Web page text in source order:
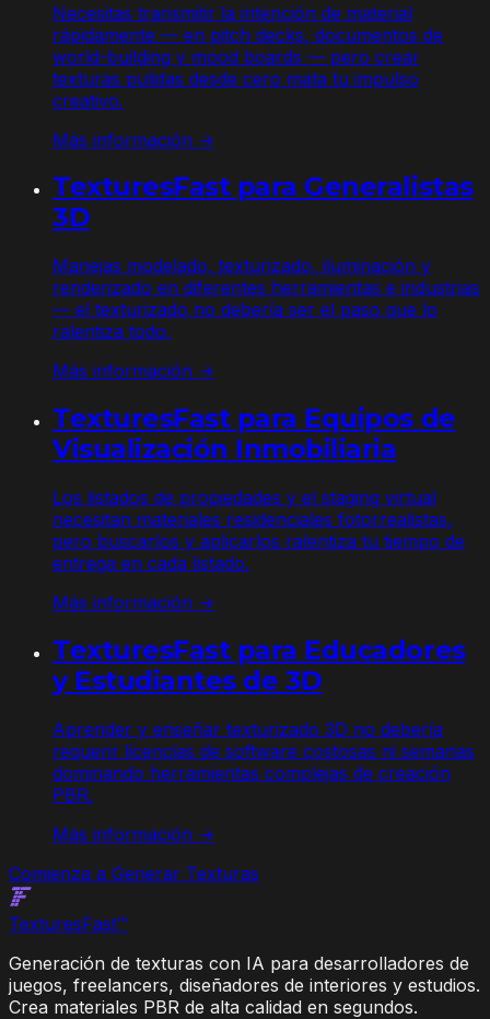
Necesitas transmitir la intención de material
rápidamente — en pitch decks, documentos de
world-building y mood boards — pero crear
texturas pulidas desde cero mata tu impulso
creativo.
Más información →
TexturesFast para Generalistas
3D
Manejas modelado, texturizado, iluminación y
renderizado en diferentes herramientas e industrias
— el texturizado no debería ser el paso que lo
ralentiza todo.
Más información →
TexturesFast para Equipos de
Visualización Inmobiliaria
Los listados de propiedades y el staging virtual
necesitan materiales residenciales fotorrealistas,
pero buscarlos y aplicarlos ralentiza tu tiempo de
entrega en cada listado.
Más información →
TexturesFast para Educadores
y Estudiantes de 3D
Aprender y enseñar texturizado 3D no debería
requerir licencias de software costosas ni semanas
dominando herramientas complejas de creación
PBR.
Más información →
Comienza a Generar Texturas
TexturesFast™
Generación de texturas con IA para desarrolladores de
juegos, freelancers, diseñadores de interiores y estudios.
Crea materiales PBR de alta calidad en segundos.